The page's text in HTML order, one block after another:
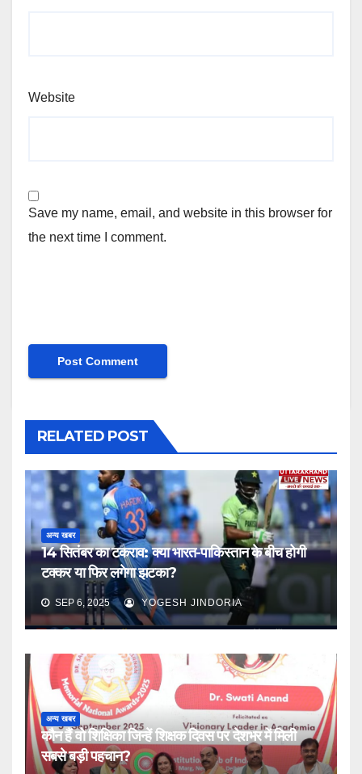
Website
Save my name, email, and website in this browser for
the next time I comment.
RELATED POST
अन्य खबर
14 सितंबर का टकराव: क्या भारत-पाकिस्तान के बीच होगी
टक्कर या फिर लगेगा झटका?
SEP 6, 2025 YOGESH JINDORIA
अन्य खबर
कौन हैं वो शिक्षिका जिन्हें शिक्षक दिवस पर देशभर में मिली
सबसे बड़ी पहचान?